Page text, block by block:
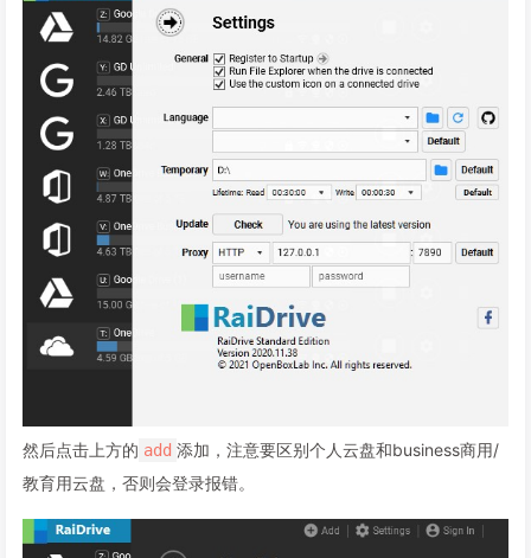
然后点击上方的 add 添加，注意要区别个人云盘和business商用/
教育用云盘，否则会登录报错。